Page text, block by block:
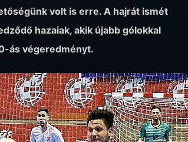
volt is erre. A hajrát ismét
hazaiak, akik újabb gólokkal
ás végeredményt.